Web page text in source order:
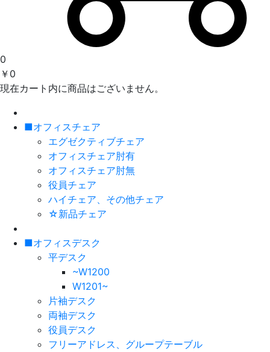
0
￥0
現在カート内に商品はございません。
■オフィスチェア
エグゼクティブチェア
オフィスチェア肘有
オフィスチェア肘無
役員チェア
ハイチェア、その他チェア
☆新品チェア
■オフィスデスク
平デスク
~W1200
W1201~
片袖デスク
両袖デスク
役員デスク
フリーアドレス、グループテーブル